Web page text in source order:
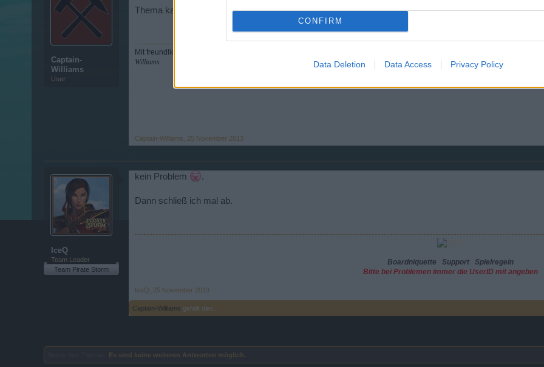
CONFIRM
Data Deletion Data Access Privacy Policy
Captain-
Williams
User
Thema kann geschlossen werden, das ging flott
Mit freundlichen Grüßen / Best Regards
Williams
Captain-Williams 25 November 2013
IceQ
Team Leader
Team Pirate Storm
kein Problem .
Dann schließ ich mal ab.
Boardniquette Support
Spielregeln
Bitte bei Problemen immer die UserID mit angeben
IceQ 25 November 2013
Captain-Williams gefällt dies.
Es sind keine weiteren Antworten möglich.